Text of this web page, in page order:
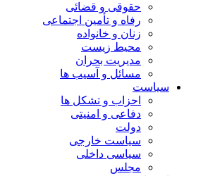
حقوقی و قضائی
رفاه و تأمین اجتماعی
زنان و خانواده
محیط زیست
مدیریت بحران
مسائل و آسیب ها
سیاست
احزاب و تشکل ها
دفاعی و امنیتی
دولت
سیاست خارجی
سیاسی داخلی
مجلس